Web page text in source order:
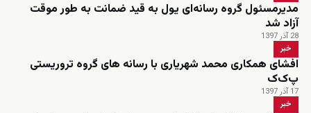
مدیرمسئول گروه رسانه‌ای یول به قید ضمانت به طور موقت
آزاد شد
28 آذر 1397
خبر
افشای همکاری محمد شهریاری با رسانه های گروه تروریستی
پ‌ک‌ک
17 آذر 1397
خبر